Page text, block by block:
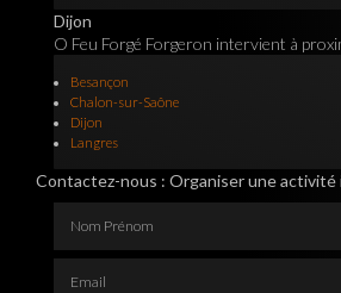
Dijon
O Feu Forgé Forgeron intervient à
Besançon
Chalon-sur-Saône
Dijon
Langres
Contactez-nous : Organiser une activité